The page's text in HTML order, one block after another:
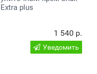
Extra plus
1 540 р.
Уведомить